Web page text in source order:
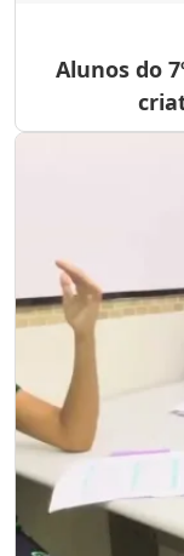
Alunos do